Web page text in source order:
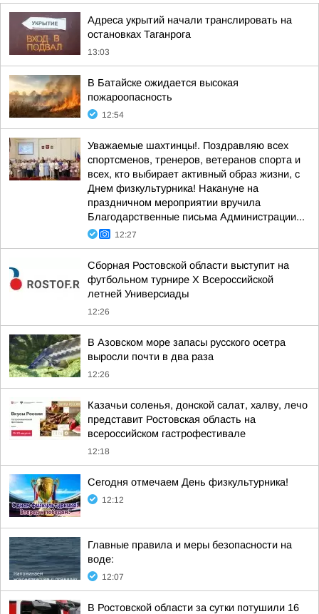
Адреса укрытий начали транслировать на
остановках Таганрога
13:03
В Батайске ожидается высокая
пожароопасность
12:54
Уважаемые шахтинцы!. Поздравляю всех
спортсменов, тренеров, ветеранов спорта и
всех, кто выбирает активный образ жизни, с
Днем физкультурника! Накануне на
праздничном мероприятии вручила
Благодарственные письма Администрации...
12:27
Сборная Ростовской области выступит на
футбольном турнире X Всероссийской
летней Универсиады
12:26
В Азовском море запасы русского осетра
выросли почти в два раза
12:26
Казачьи соленья, донской салат, халву, лечо
представит Ростовская область на
всероссийском гастрофестивале
12:18
Сегодня отмечаем День физкультурника!
12:12
Главные правила и меры безопасности на
воде:
12:07
В Ростовской области за сутки потушили 16